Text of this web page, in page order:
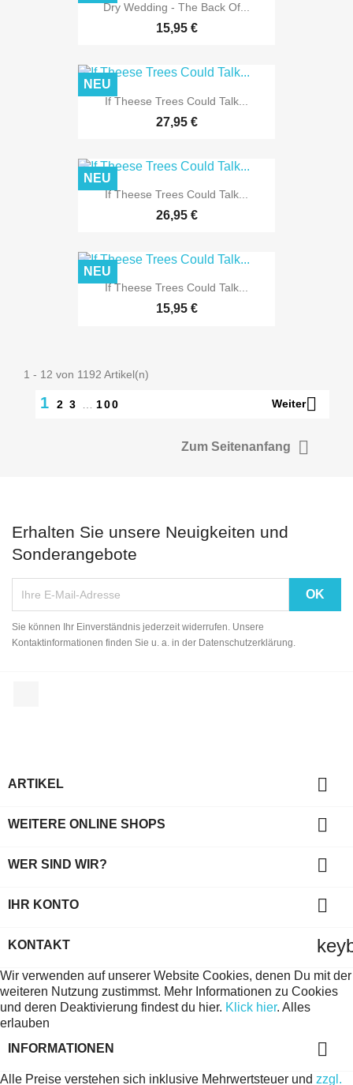
Dry Wedding - The Back Of...
15,95 €
If Theese Trees Could Talk...
27,95 €
NEU
If Theese Trees Could Talk...
26,95 €
NEU
If Theese Trees Could Talk...
15,95 €
NEU
1 - 12 von 1192 Artikel(n)
1 2 3 100 Weiter
Zum Seitenanfang 
Erhalten Sie unsere Neuigkeiten und
Sonderangebote
Sie können Ihr Einverständnis jederzeit widerrufen. Unsere
Kontaktinformationen finden Sie u. a. in der Datenschutzerklärung.
ARTIKEL 
WEITERE ONLINE SHOPS 
WER SIND WIR? 
IHR KONTO 
KONTAKT
Wir verwenden auf unserer Website Cookies, denen Du mit der
weiteren Nutzung zustimmst. Mehr Informationen zu Cookies
und deren Deaktivierung findest du hier. Klick hier. Alles
erlauben
INFORMATIONEN

Alle Preise verstehen sich inklusive Mehrwertsteuer und zzgl.